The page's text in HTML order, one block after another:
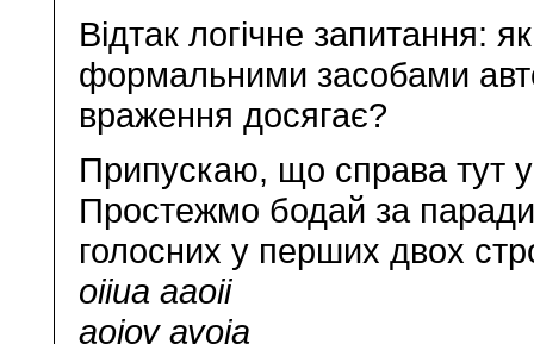
Відтак логічне запитання:
формальними засобами
враження досягає?
Припускаю, що справа тут
Простежмо бодай за
голосних у перших двох
оііиа ааоіі
аоіоу ауоіа